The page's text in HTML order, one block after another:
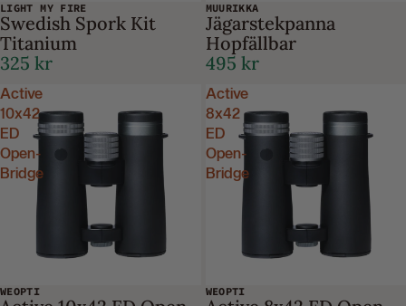
LIGHT MY FIRE
Swedish Spork Kit
Titanium
325 kr
MUURIKKA
Jägarstekpanna
Hopfällbar
495 kr
Active
10x42
ED
Open-
Bridge
WEOPTI
Active
8x42
ED
Open-
Bridge
WEOPTI